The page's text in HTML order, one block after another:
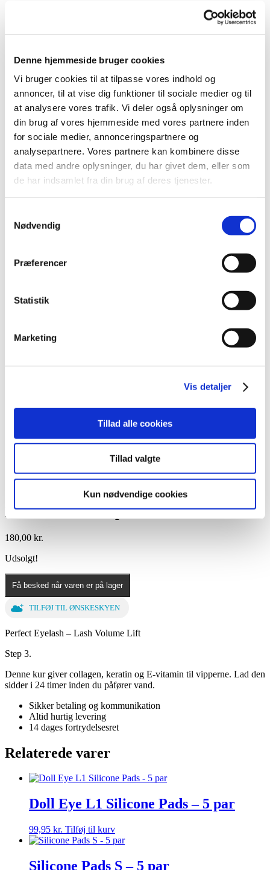
Denne hjemmeside bruger cookies
Vi bruger cookies til at tilpasse vores indhold og
annoncer, til at vise dig funktioner til sociale medier og til
at analysere vores trafik. Vi deler også oplysninger om
din brug af vores hjemmeside med vores partnere inden
for sociale medier, annonceringspartnere og
analysepartnere. Vores partnere kan kombinere disse
data med andre oplysninger, du har givet dem, eller som
de har indsamlet fra din brug af deres tjenester.
Nødvendig
Præferencer
Statistik
Marketing
Vis detaljer
Tillad alle cookies
Tillad valgte
Kun nødvendige cookies
Hygiejne
Nailart
Skabeloner
Stamping
Sten
Stickers
Striping Tape
Tipper & øvehænder
Værktøj
Water Decals
Valentinesdag
Jule Nailart
Kurser
Voks
Vare: Keratin Filler Step 3 4ml
Keratin Filler Step 3 4ml
180,00 kr.
Udsolgt!
Få besked når varen er på lager
TILFØJ TIL ØNSKESKYEN
Perfect Eyelash – Lash Volume Lift
Step 3.
Denne kur giver collagen, keratin og E-vitamin til vipperne. Lad den
sidder i 24 timer inden du påfører vand.
Sikker betaling og kommunikation
Altid hurtig levering
14 dages fortrydelsesret
Relaterede varer
Doll Eye L1 Silicone Pads – 5 par
99,95 kr. Tilføj til kurv
Silicone Pads S – 5 par